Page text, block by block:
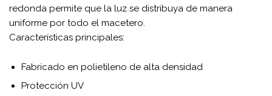
redonda permite que la luz se distribuya de manera
uniforme por todo el macetero.
Características principales:
Fabricado en polietileno de alta densidad
Protección UV